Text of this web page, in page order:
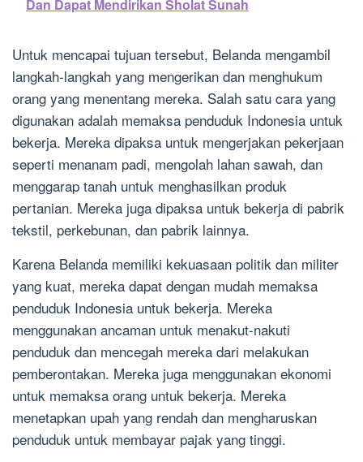
Dan Dapat Mendirikan Sholat Sunah
Untuk mencapai tujuan tersebut, Belanda mengambil
langkah-langkah yang mengerikan dan menghukum
orang yang menentang mereka. Salah satu cara yang
digunakan adalah memaksa penduduk Indonesia untuk
bekerja. Mereka dipaksa untuk mengerjakan pekerjaan
seperti menanam padi, mengolah lahan sawah, dan
menggarap tanah untuk menghasilkan produk
pertanian. Mereka juga dipaksa untuk bekerja di pabrik
tekstil, perkebunan, dan pabrik lainnya.
Karena Belanda memiliki kekuasaan politik dan militer
yang kuat, mereka dapat dengan mudah memaksa
penduduk Indonesia untuk bekerja. Mereka
menggunakan ancaman untuk menakut-nakuti
penduduk dan mencegah mereka dari melakukan
pemberontakan. Mereka juga menggunakan ekonomi
untuk memaksa orang untuk bekerja. Mereka
menetapkan upah yang rendah dan mengharuskan
penduduk untuk membayar pajak yang tinggi.